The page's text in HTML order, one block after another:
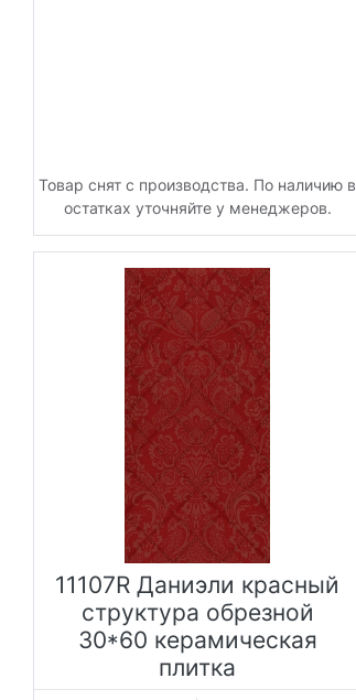
Товар снят с производства. По наличию в
остатках уточняйте у менеджеров.
11107R Даниэли красный
структура обрезной
30*60 керамическая
плитка